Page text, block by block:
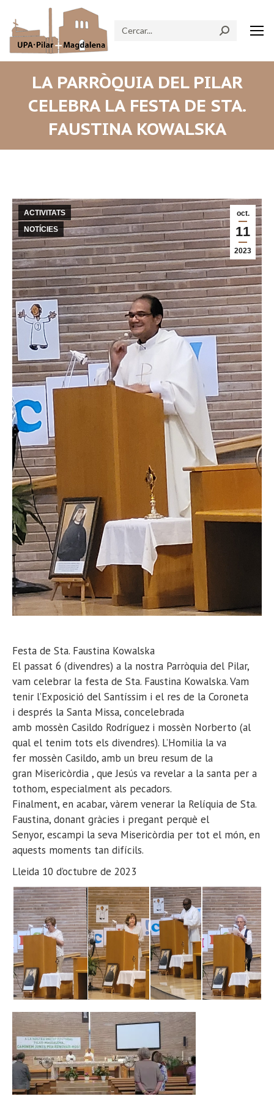
Search:
LA PARRÒQUIA DEL PILAR
CELEBRA LA FESTA DE STA.
FAUSTINA KOWALSKA
oct.
11
2023
ACTIVITATS
NOTÍCIES
Festa de Sta. Faustina Kowalska
El passat 6 (divendres) a la nostra Parròquia del Pilar,
vam celebrar la festa de Sta. Faustina Kowalska. Vam
tenir l’Exposició del Santíssim i el res de la Coroneta
i després la Santa Missa, concelebrada
amb mossèn Casildo Rodríguez i mossèn Norberto (al
qual el tenim tots els divendres). L’Homilia la va
fer mossèn Casildo, amb un breu resum de la
gran Misericòrdia , que Jesús va revelar a la santa per a
tothom, especialment als pecadors.
Finalment, en acabar, vàrem venerar la Relíquia de Sta.
Faustina, donant gràcies i pregant perquè el
Senyor, escampi la seva Misericòrdia per tot el món, en
aquests moments tan difícils.
Lleida 10 d’octubre de 2023